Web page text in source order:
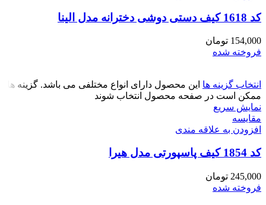
کد 1618 کیف دستی دوشی دخترانه مدل الینا
154,000 تومان
فروخته شده
انتخاب گزینه ها این محصول دارای انواع مختلفی می باشد. گزینه ها
ممکن است در صفحه محصول انتخاب شوند
نمایش سریع
مقايسه
افزودن به علاقه مندی
کد 1854 کیف پاسپورتی مدل هیرا
245,000 تومان
فروخته شده